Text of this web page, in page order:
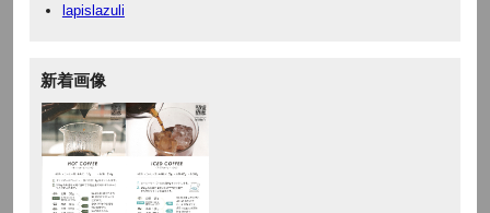
lapislazuli
新着画像